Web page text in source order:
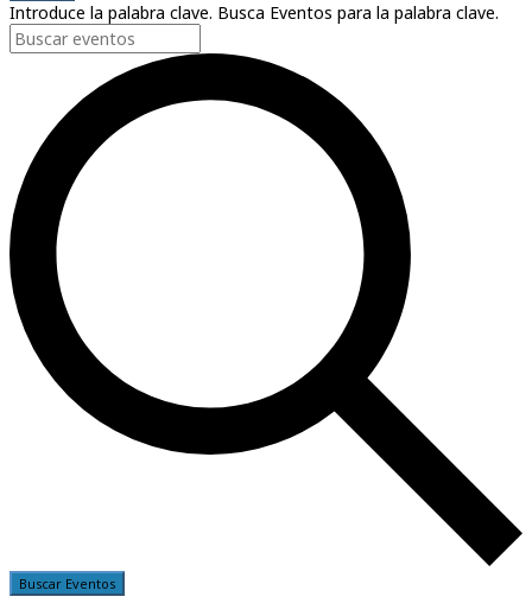
Introduce la palabra clave. Busca Eventos para la palabra clave.
Buscar Eventos